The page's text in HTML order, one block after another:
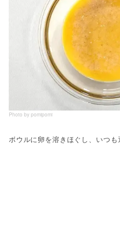
Photo by pomipomi
ボウルに卵を溶きほぐし、いつも